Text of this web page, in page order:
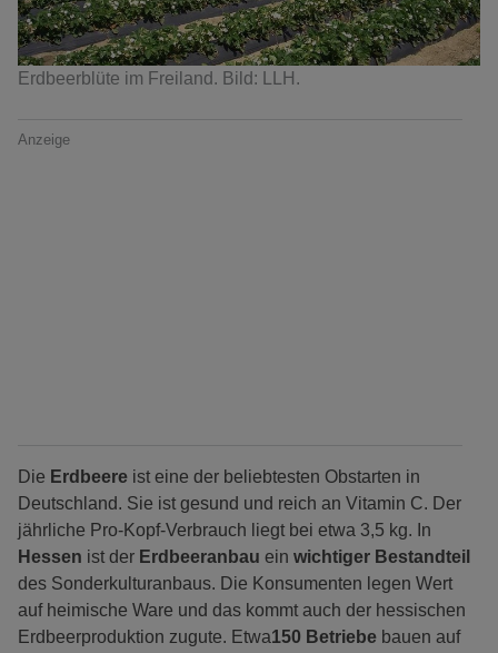
Erdbeerblüte im Freiland. Bild: LLH.
Anzeige
Die Erdbeere ist eine der beliebtesten Obstarten in
Deutschland. Sie ist gesund und reich an Vitamin C. Der
jährliche Pro-Kopf-Verbrauch liegt bei etwa 3,5 kg. In
Hessen ist der Erdbeeranbau ein wichtiger Bestandteil
des Sonderkulturanbaus. Die Konsumenten legen Wert
auf heimische Ware und das kommt auch der hessischen
Erdbeerproduktion zugute. Etwa150 Betriebe bauen auf